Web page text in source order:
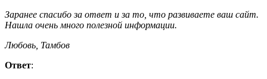
Заранее спасибо за ответ и за то, что развиваете ваш сайт.
Нашла очень много полезной информации.
Любовь, Тамбов
Ответ: